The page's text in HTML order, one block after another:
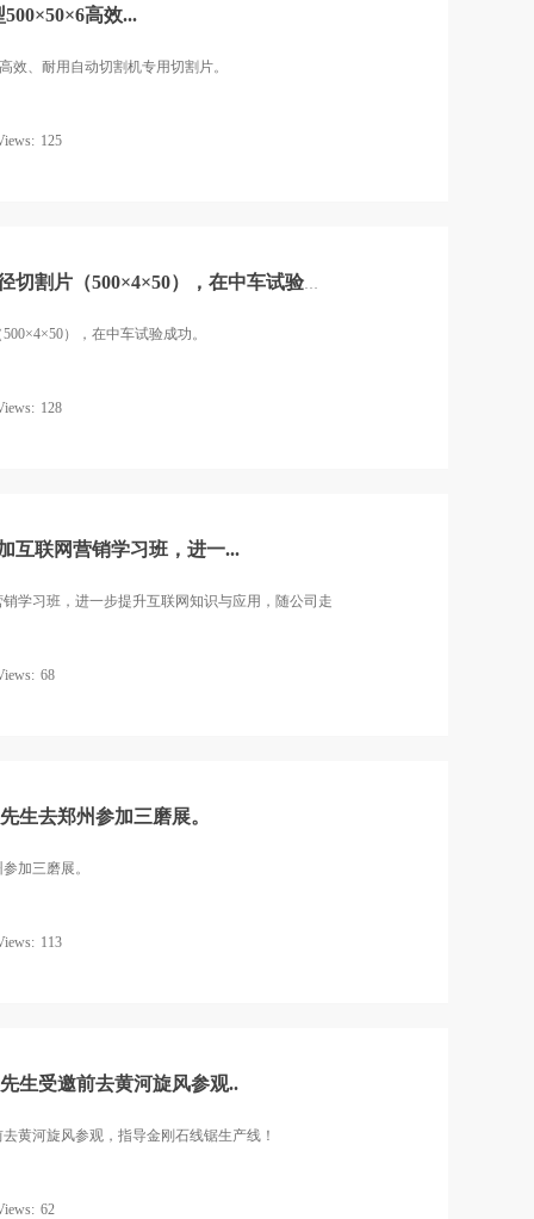
高效...
效、耐用自动切割机专用切割片。
125
2017年5月，我公司，高速大直径切割片（500×4×50），在中车试验成功。
），在中车试验成功。
128
互联网营销学习班，进一...
学习班，进一步提升互联网知识与应用，随公司走
68
生去郑州参加三磨展。
加三磨展。
113
生受邀前去黄河旋风参观..
黄河旋风参观，指导金刚石线锯生产线！
62